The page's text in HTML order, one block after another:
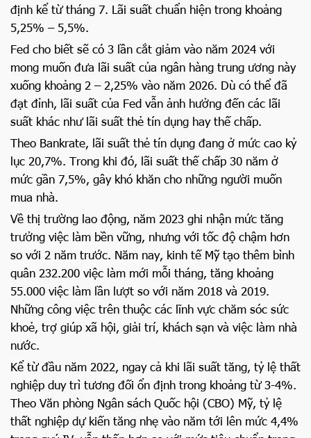
định kể từ tháng 7. Lãi suất chuẩn hiện trong khoảng
5,25% – 5,5%.
Fed cho biết sẽ có 3 lần cắt giảm vào năm 2024 với
mong muốn đưa lãi suất của ngân hàng trung ương này
xuống khoảng 2 – 2,25% vào năm 2026. Dù có thể đã
đạt đỉnh, lãi suất của Fed vẫn ảnh hưởng đến các lãi
suất khác như lãi suất thẻ tín dụng hay thế chấp.
Theo Bankrate, lãi suất thẻ tín dụng đang ở mức cao kỷ
lục 20,7%. Trong khi đó, lãi suất thế chấp 30 năm ở
mức gần 7,5%, gây khó khăn cho những người muốn
mua nhà.
Về thị trường lao động, năm 2023 ghi nhận mức tăng
trưởng việc làm bền vững, nhưng với tốc độ chậm hơn
so với 2 năm trước. Năm nay, kinh tế Mỹ tạo thêm bình
quân 232.200 việc làm mới mỗi tháng, tăng khoảng
55.000 việc làm lần lượt so với năm 2018 và 2019.
Những công việc trên thuộc các lĩnh vực chăm sóc sức
khoẻ, trợ giúp xã hội, giải trí, khách sạn và việc làm nhà
nước.
Kể từ đầu năm 2022, ngay cả khi lãi suất tăng, tỷ lệ thất
nghiệp duy trì tương đối ổn định trong khoảng từ 3-4%.
Theo Văn phòng Ngân sách Quốc hội (CBO) Mỹ, tỷ lệ
thất nghiệp dự kiến tăng nhẹ vào năm tới lên mức 4,4%